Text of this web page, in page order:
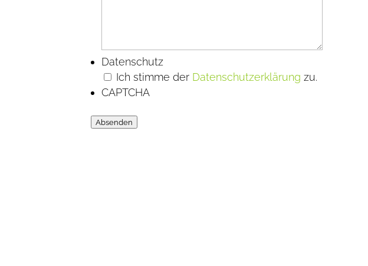
Datenschutz
Ich stimme der Datenschutzerklärung zu.
CAPTCHA
Absenden